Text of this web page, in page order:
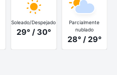
Soleado/Despejado
29° / 30°
Parcialmente
nublado
28° / 29°